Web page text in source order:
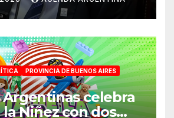
traición a la
PROVINCIA DE BUENOS AIRES
Argentinas celebra
Niñez con dos